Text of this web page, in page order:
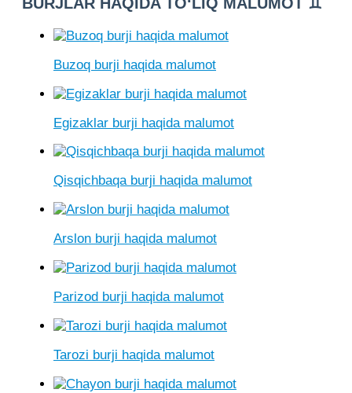
Buzoq burji haqida malumot
Egizaklar burji haqida malumot
Qisqichbaqa burji haqida malumot
Arslon burji haqida malumot
Parizod burji haqida malumot
Tarozi burji haqida malumot